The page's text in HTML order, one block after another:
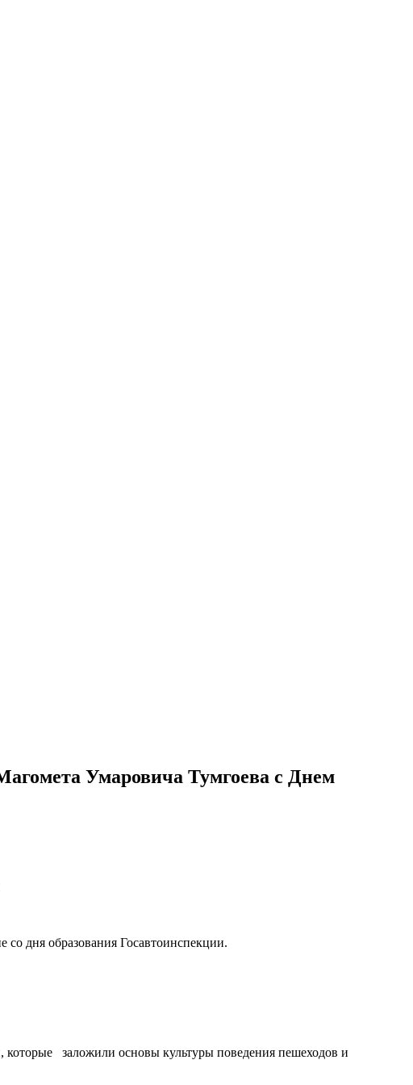
Умаровича Тумгоева с Днем
дня образования Госавтоинспекции.
которые заложили основы культуры поведения пешеходов и